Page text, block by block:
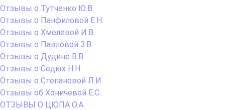
Отзывы о Тутченко Ю.В.
Отзывы о Панфиловой Е.Н.
Отзывы о Хмелевой И.В.
Отзывы о Павловой З.В.
Отзывы о Дудине В.В.
Отзывы о Седых Н.Н.
Отзывы о Степановой Л.И.
Отзывы об Хоничевой Е.С.
ОТЗЫВЫ О ЦЮПА О.А.